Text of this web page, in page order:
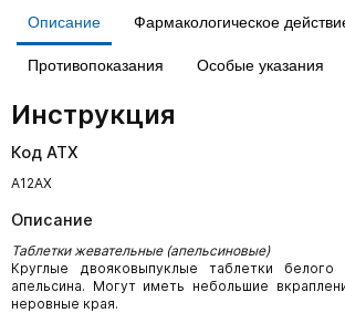
Описание Фармакологическое
Противопоказания Особые указания
Инструкция
Код АТХ
А12АХ
Описание
Таблетки жевательные (апельсиновые)
Круглые двояковыпуклые таблетки
апельсина. Могут иметь небольшие
неровные края.